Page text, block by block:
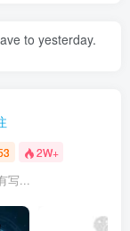
to yesterday.
2W+
写...